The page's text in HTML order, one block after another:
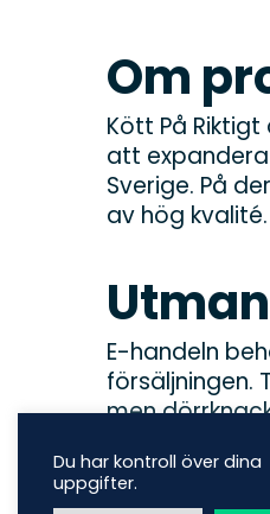
Om
Kött På
att
Sverige. På
av hög kvalité.
E-handeln
försäljningen.
men
skapande
konto kunde
Du har kontroll över dina
uppgifter.